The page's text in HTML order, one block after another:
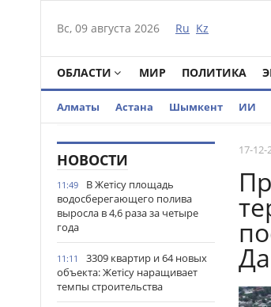
Вс, 09 августа 2026 Ru Kz
ОБЛАСТИ МИР ПОЛИТИКА
Алматы Астана Шымкент ИИ
НОВОСТИ
11:49
В Жетісу площадь
водосберегающего полива
выросла в 4,6 раза за четыре
года
11:11
3309 квартир и 64 новых
объекта: Жетісу наращивает
темпы строительства
17-12-